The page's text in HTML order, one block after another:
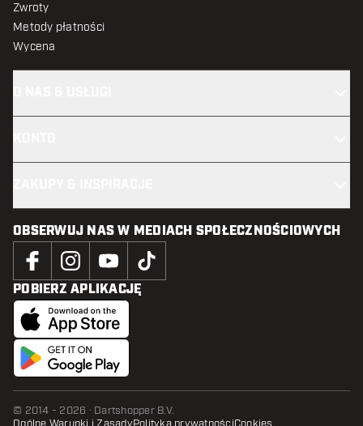
Zwroty
Metody płatności
Wycena
OBSERWUJ NAS W MEDIACH SPOŁECZNOŚCIOWYCH
POBIERZ APLIKACJĘ
© 2014 - 2026 · Dartshopper B.V.